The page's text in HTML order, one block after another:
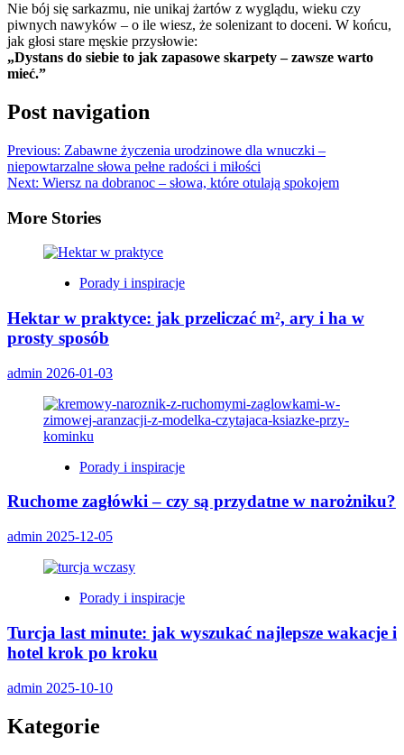
Nie bój się sarkazmu, nie unikaj żartów z wyglądu, wieku czy
piwnych nawyków – o ile wiesz, że solenizant to doceni. W końcu,
jak głosi stare męskie przysłowie:
„Dystans do siebie to jak zapasowe skarpety – zawsze warto
mieć.”
Post navigation
Previous: Zabawne życzenia urodzinowe dla wnuczki –
niepowtarzalne słowa pełne radości i miłości
Next: Wiersz na dobranoc – słowa, które otulają spokojem
More Stories
Porady i inspiracje
Hektar w praktyce: jak przeliczać m², ary i ha w
prosty sposób
admin 2026-01-03
Porady i inspiracje
Ruchome zagłówki – czy są przydatne w narożniku?
admin 2025-12-05
Porady i inspiracje
Turcja last minute: jak wyszukać najlepsze wakacje i
hotel krok po kroku
admin 2025-10-10
Kategorie